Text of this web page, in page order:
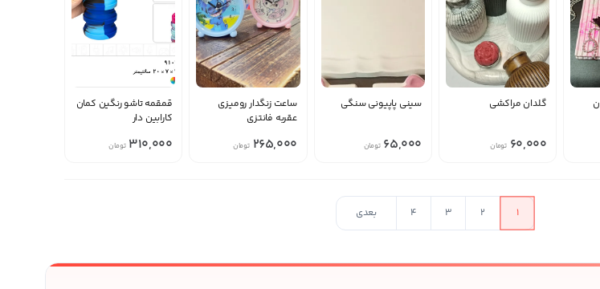
گلدان مراکشی
60,000 تومان
سینی پاپیونی سنگی
65,000 تومان
ساعت زنگدار رومیزی
عقربه فانتزی
265,000 تومان
قمقمه تاشو رنگین کمان
کارابین دار
310,000 تومان
1
2
3
4 بعدی